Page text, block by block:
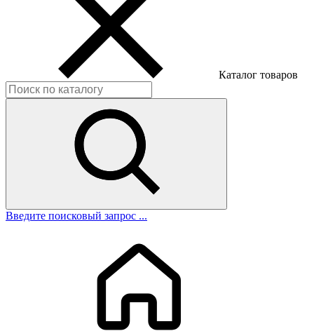
Каталог товаров
Введите поисковый запрос ...